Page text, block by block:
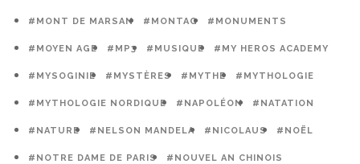
#MONT DE MARSAN #MONTAG #MONUMENTS
#MOYEN AGE #MP3 #MUSIQUE #MY HEROS ACADEMY
#MYSOGINIE #MYSTÈRES #MYTHE #MYTHOLOGIE
#MYTHOLOGIE NORDIQUE #NAPOLÉON #NATATION
#NATURE #NELSON MANDELA #NICOLAUS #NOËL
#NOTRE DAME DE PARIS #NOUVEL AN CHINOIS